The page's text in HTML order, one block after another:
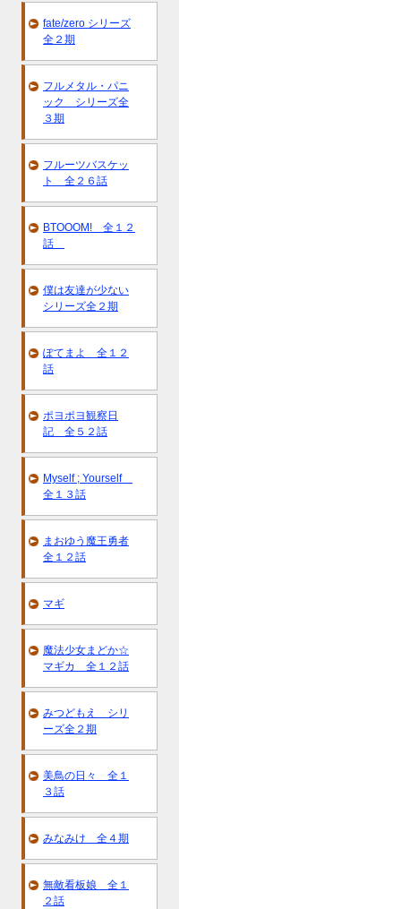
fate/zero シリーズ
全２期
フルメタル・パニ
ック シリーズ全
３期
フルーツバスケッ
ト 全２６話
BTOOOM! 全１２
話
僕は友達が少ない
シリーズ全２期
ぽてまよ 全１２
話
ポヨポヨ観察日
記 全５２話
Myself ; Yourself
全１３話
まおゆう魔王勇者
全１２話
マギ
魔法少女まどか☆
マギカ 全１２話
みつどもえ シリ
ーズ全２期
美鳥の日々 全１
３話
みなみけ 全４期
無敵看板娘 全１
２話